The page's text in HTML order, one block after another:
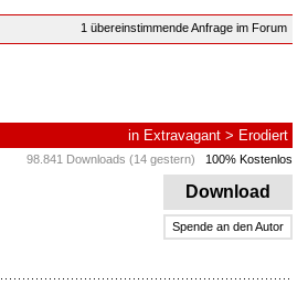
1 übereinstimmende Anfrage im Forum
in Extravagant > Erodiert
98.841 Downloads (14 gestern) 100% Kostenlos
Download
Spende an den Autor